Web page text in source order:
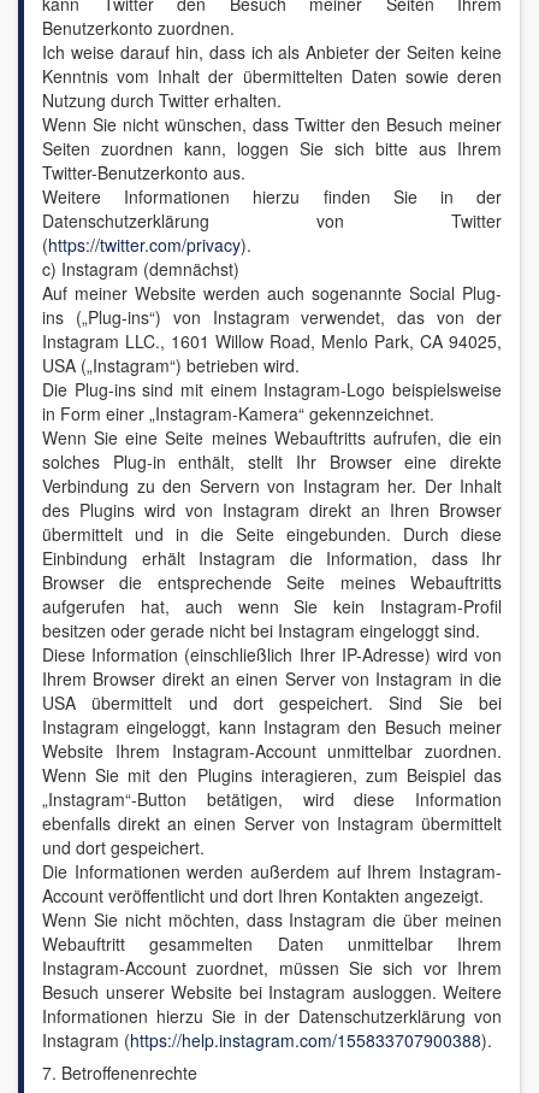
Benutzerkonto zuordnen.
Ich weise darauf hin, dass ich als Anbieter der Seiten keine
Kenntnis vom Inhalt der übermittelten Daten sowie deren
Nutzung durch Twitter erhalten.
Wenn Sie nicht wünschen, dass Twitter den Besuch meiner
Seiten zuordnen kann, loggen Sie sich bitte aus Ihrem
Twitter-Benutzerkonto aus.
Weitere Informationen hierzu finden Sie in der
Datenschutzerklärung von Twitter
(https://twitter.com/privacy).
c) Instagram (demnächst)
Auf meiner Website werden auch sogenannte Social Plug-
ins („Plug-ins“) von Instagram verwendet, das von der
Instagram LLC., 1601 Willow Road, Menlo Park, CA 94025,
USA („Instagram“) betrieben wird.
Die Plug-ins sind mit einem Instagram-Logo beispielsweise
in Form einer „Instagram-Kamera“ gekennzeichnet.
Wenn Sie eine Seite meines Webauftritts aufrufen, die ein
solches Plug-in enthält, stellt Ihr Browser eine direkte
Verbindung zu den Servern von Instagram her. Der Inhalt
des Plugins wird von Instagram direkt an Ihren Browser
übermittelt und in die Seite eingebunden. Durch diese
Einbindung erhält Instagram die Information, dass Ihr
Browser die entsprechende Seite meines Webauftritts
aufgerufen hat, auch wenn Sie kein Instagram-Profil
besitzen oder gerade nicht bei Instagram eingeloggt sind.
Diese Information (einschließlich Ihrer IP-Adresse) wird von
Ihrem Browser direkt an einen Server von Instagram in die
USA übermittelt und dort gespeichert. Sind Sie bei
Instagram eingeloggt, kann Instagram den Besuch meiner
Website Ihrem Instagram-Account unmittelbar zuordnen.
Wenn Sie mit den Plugins interagieren, zum Beispiel das
„Instagram“-Button betätigen, wird diese Information
ebenfalls direkt an einen Server von Instagram übermittelt
und dort gespeichert.
Die Informationen werden außerdem auf Ihrem Instagram-
Account veröffentlicht und dort Ihren Kontakten angezeigt.
Wenn Sie nicht möchten, dass Instagram die über meinen
Webauftritt gesammelten Daten unmittelbar Ihrem
Instagram-Account zuordnet, müssen Sie sich vor Ihrem
Besuch unserer Website bei Instagram ausloggen. Weitere
Informationen hierzu Sie in der Datenschutzerklärung von
Instagram (https://help.instagram.com/155833707900388).
7. Betroffenenrechte